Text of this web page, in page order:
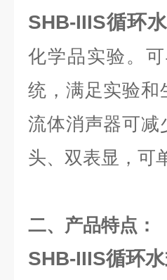
SHB-IIIS循环
化学品实验。
统，满足实验和
流体消声器可减
头、双表显，可
二、 产品特点：
SHB-IIIS循环